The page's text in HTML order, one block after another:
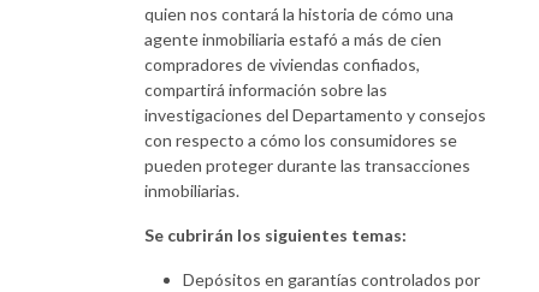
quien nos contará la historia de cómo una
agente inmobiliaria estafó a más de cien
compradores de viviendas confiados,
compartirá información sobre las
investigaciones del Departamento y consejos
con respecto a cómo los consumidores se
pueden proteger durante las transacciones
inmobiliarias.
Se cubrirán los siguientes temas:
Depósitos en garantías controlados por